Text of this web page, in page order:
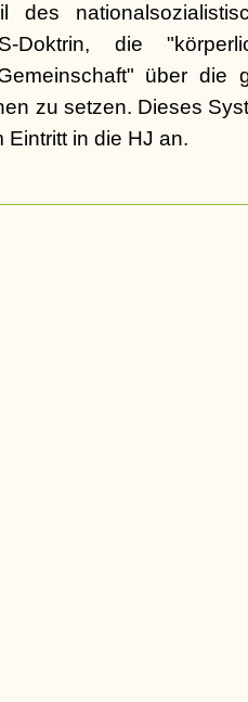
die
über die
zu setzen. Dieses
in die HJ an.